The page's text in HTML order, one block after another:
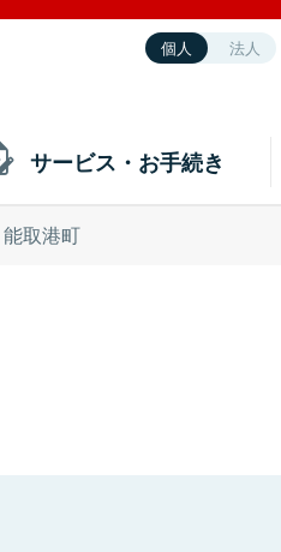
個人 法人
サービス・お手続き
能取港町